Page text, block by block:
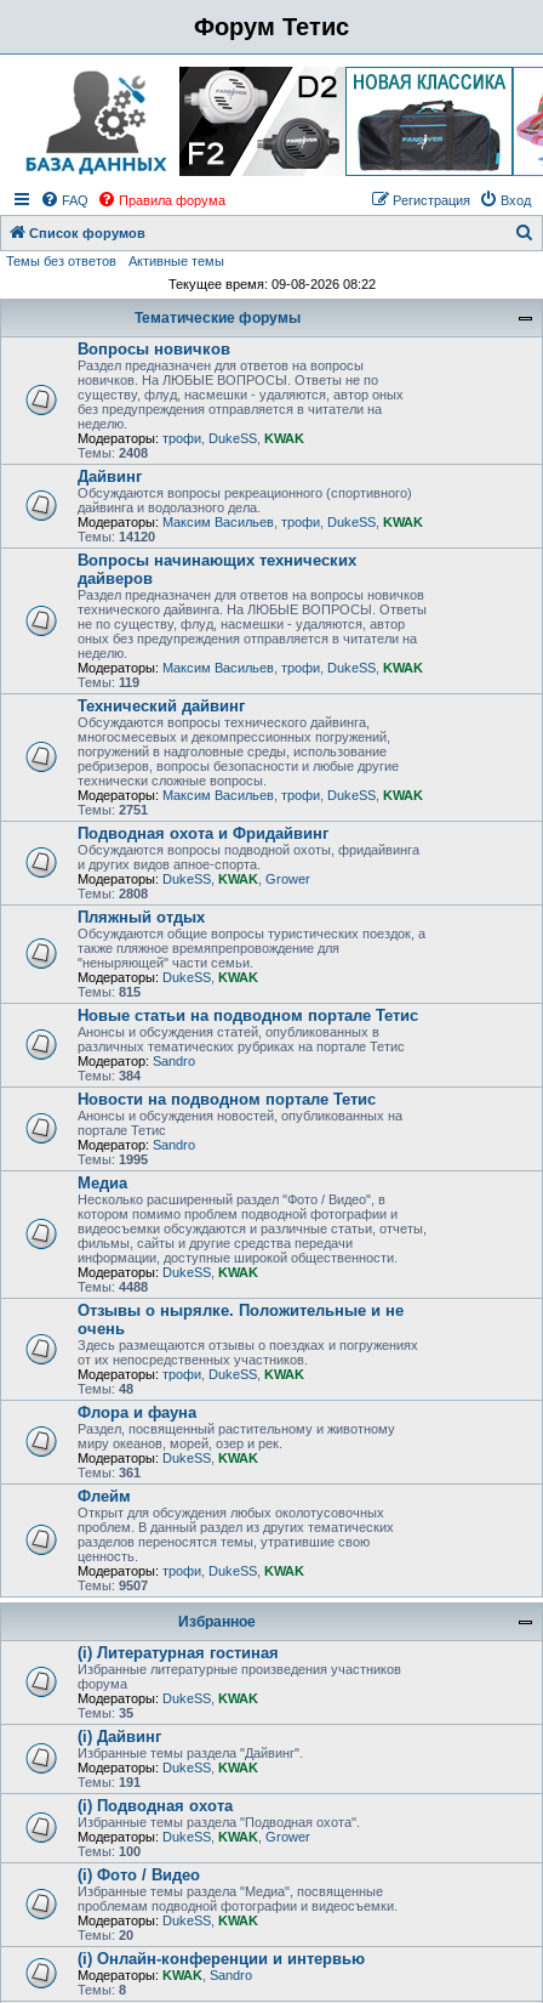
Форум Тетис
FAQ Правила форума Вход
Регистрация
Список форумов
Темы без ответов
Активные темы
Текущее время: 09-08-2026 08:22
Тематические форумы
Вопросы новичков
Раздел предназначен для ответов на вопросы
новичков. На ЛЮБЫЕ ВОПРОСЫ. Ответы не по
существу, флуд, насмешки - удаляются, автор оных
без предупреждения отправляется в читатели на
неделю.
Модераторы: трофи DukeSS KWAK
Темы: 2408
Дайвинг
Обсуждаются вопросы рекреационного (спортивного)
дайвинга и водолазного дела.
Модераторы: Максим Васильев трофи DukeSS KWAK
Темы: 14120
Вопросы начинающих технических
дайверов
Раздел предназначен для ответов на вопросы новичков
технического дайвинга. На ЛЮБЫЕ ВОПРОСЫ. Ответы
не по существу, флуд, насмешки - удаляются, автор
оных без предупреждения отправляется в читатели на
неделю.
Модераторы: Максим Васильев трофи DukeSS KWAK
Темы: 119
Технический дайвинг
Обсуждаются вопросы технического дайвинга,
многосмесевых и декомпрессионных погружений,
погружений в надголовные среды, использование
ребризеров, вопросы безопасности и любые другие
технически сложные вопросы.
Модераторы: Максим Васильев трофи DukeSS KWAK
Темы: 2751
Подводная охота и Фридайвинг
Обсуждаются вопросы подводной охоты, фридайвинга
и других видов апное-спорта.
Модераторы: DukeSS KWAK Grower
Темы: 2808
Пляжный отдых
Обсуждаются общие вопросы туристических поездок, а
также пляжное времяпрепровождение для
"неныряющей" части семьи.
Модераторы: DukeSS KWAK
Темы: 815
Новые статьи на подводном портале Тетис
Анонсы и обсуждения статей, опубликованных в
различных тематических рубриках на портале Тетис
Модератор: Sandro
Темы: 384
Новости на подводном портале Тетис
Анонсы и обсуждения новостей, опубликованных на
портале Тетис
Модератор: Sandro
Темы: 1995
Медиа
Несколько расширенный раздел "Фото / Видео", в
котором помимо проблем подводной фотографии и
видеосъемки обсуждаются и различные статьи, отчеты,
фильмы, сайты и другие средства передачи
информации, доступные широкой общественности.
Модераторы: DukeSS KWAK
Темы: 4488
Отзывы о нырялке. Положительные и не
очень
Здесь размещаются отзывы о поездках и погружениях
от их непосредственных участников.
Модераторы: трофи DukeSS KWAK
Темы: 48
Флора и фауна
Раздел, посвященный растительному и животному
миру океанов, морей, озер и рек.
Модераторы: DukeSS KWAK
Темы: 361
Флейм
Открыт для обсуждения любых околотусовочных
проблем. В данный раздел из других тематических
разделов переносятся темы, утратившие свою
ценность.
Модераторы: трофи DukeSS KWAK
Темы: 9507
Избранное
(i) Литературная гостиная
Избранные литературные произведения участников
форума
Модераторы: DukeSS KWAK
Темы: 35
(i) Дайвинг
Избранные темы раздела "Дайвинг".
Модераторы: DukeSS KWAK
Темы: 191
(i) Подводная охота
Избранные темы раздела "Подводная охота".
Модераторы: DukeSS KWAK Grower
Темы: 100
(i) Фото / Видео
Избранные темы раздела "Медиа", посвященные
проблемам подводной фотографии и видеосъемки.
Модераторы: DukeSS KWAK
Темы: 20
(i) Онлайн-конференции и интервью
Модераторы: KWAK Sandro
Темы: 8